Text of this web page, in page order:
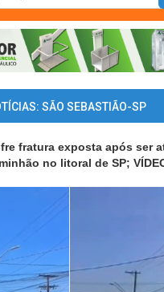
SÃO SEBASTIÃO-SP
fratura exposta após ser
no litoral de SP;